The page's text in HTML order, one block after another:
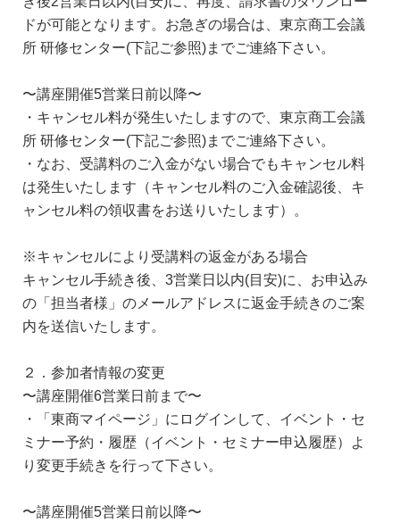
ドが可能となります。お急ぎの場合は、東京商工会議
所 研修センター(下記ご参照)までご連絡下さい。
〜講座開催5営業日前以降〜
・キャンセル料が発生いたしますので、東京商工会議
所 研修センター(下記ご参照)までご連絡下さい。
・なお、受講料のご入金がない場合でもキャンセル料
は発生いたします（キャンセル料のご入金確認後、キ
ャンセル料の領収書をお送りいたします）。
※キャンセルにより受講料の返金がある場合
キャンセル手続き後、3営業日以内(目安)に、お申込み
の「担当者様」のメールアドレスに返金手続きのご案
内を送信いたします。
２．参加者情報の変更
〜講座開催6営業日前まで〜
・「東商マイページ」にログインして、イベント・セ
ミナー予約・履歴（イベント・セミナー申込履歴）よ
り変更手続きを行って下さい。
〜講座開催5営業日前以降〜